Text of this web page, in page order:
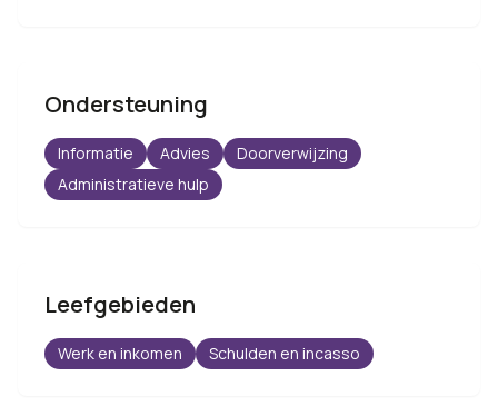
Ondersteuning
Informatie Advies
Doorverwijzing
Administratieve hulp
Leefgebieden
Werk en inkomen Schulden en incasso